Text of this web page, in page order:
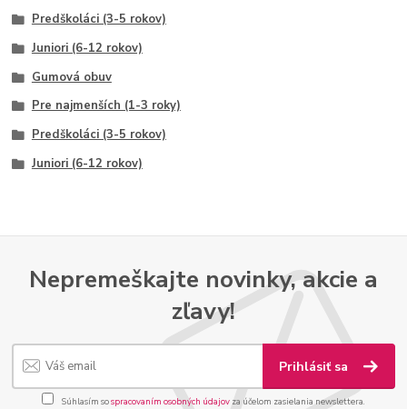
Predškoláci (3-5 rokov)
Juniori (6-12 rokov)
Gumová obuv
Pre najmenších (1-3 roky)
Predškoláci (3-5 rokov)
Juniori (6-12 rokov)
Nepremeškajte novinky, akcie a
zľavy!
Prihlásiť sa
Súhlasím sospracovaním osobných údajov za účelom zasielania newslettera.